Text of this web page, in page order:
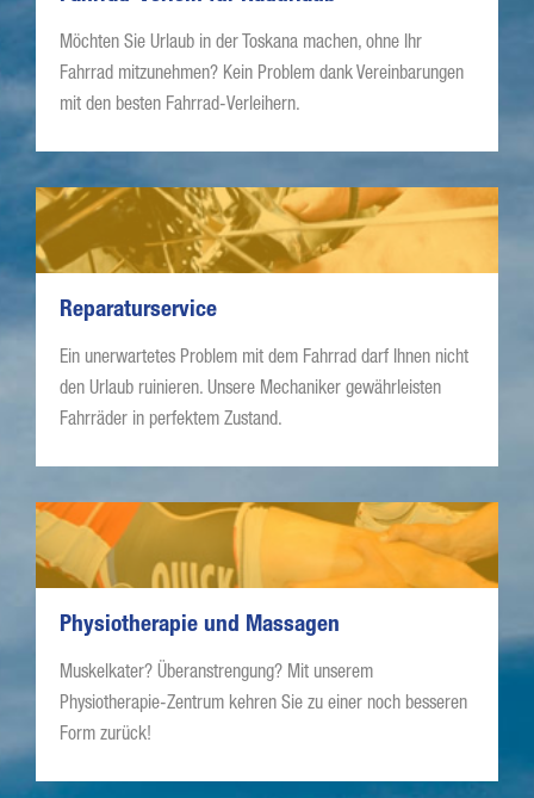
Möchten Sie Urlaub in der Toskana machen, ohne Ihr
Fahrrad mitzunehmen? Kein Problem dank Vereinbarungen
mit den besten Fahrrad-Verleihern.
Reparaturservice
Ein unerwartetes Problem mit dem Fahrrad darf Ihnen nicht
den Urlaub ruinieren. Unsere Mechaniker gewährleisten
Fahrräder in perfektem Zustand.
Physiotherapie und Massagen
Muskelkater? Überanstrengung? Mit unserem
Physiotherapie-Zentrum kehren Sie zu einer noch besseren
Form zurück!